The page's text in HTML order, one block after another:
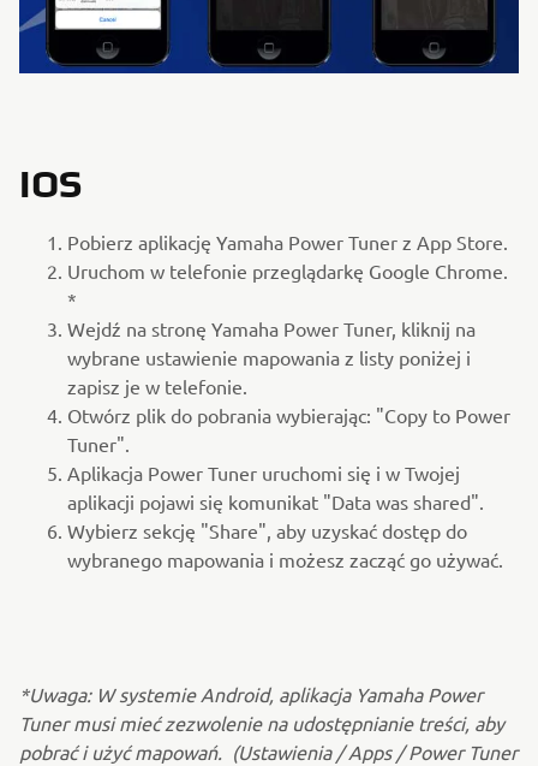
IOS
Pobierz aplikację Yamaha Power Tuner z App Store.
Uruchom w telefonie przeglądarkę Google Chrome.
*
Wejdź na stronę Yamaha Power Tuner, kliknij na
wybrane ustawienie mapowania z listy poniżej i
zapisz je w telefonie.
Otwórz plik do pobrania wybierając: "Copy to Power
Tuner".
Aplikacja Power Tuner uruchomi się i w Twojej
aplikacji pojawi się komunikat "Data was shared".
Wybierz sekcję "Share", aby uzyskać dostęp do
wybranego mapowania i możesz zacząć go używać.
*Uwaga: W systemie Android, aplikacja Yamaha Power
Tuner musi mieć zezwolenie na udostępnianie treści, aby
pobrać i użyć mapowań. (Ustawienia / Apps / Power Tuner